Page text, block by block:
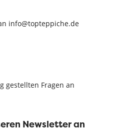
info@topteppiche.de
gestellten Fragen an
Newsletter an